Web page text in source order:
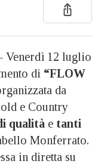
Venerdì 12 luglio
di “FLOW
da
e Country
qualità e tanti
Monferrato.
in diretta su